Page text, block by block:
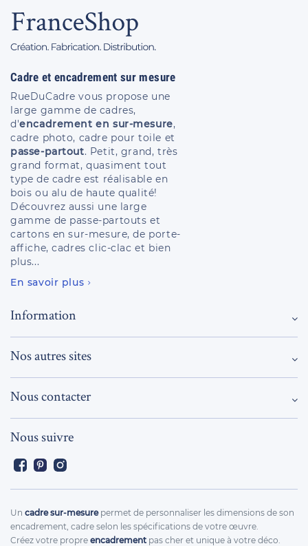
Cadre et encadrement sur mesure
RueDuCadre vous propose une
large gamme de cadres,
d'encadrement en sur-mesure,
cadre photo, cadre pour toile et
passe-partout. Petit, grand, très
grand format, quasiment tout
type de cadre est réalisable en
bois ou alu de haute qualité!
Découvrez aussi une large
gamme de passe-partouts et
cartons en sur-mesure, de porte-
affiche, cadres clic-clac et bien
plus...
En savoir plus
Information
Nos autres sites
Nous contacter
Nous suivre
FacebookPinterest
Un cadre sur-mesurepermet de personnaliser les dimensions de son
encadrement, cadre selon les spécifications de votre œuvre.
Créez votre propre encadrement pas cher et unique à votre déco.